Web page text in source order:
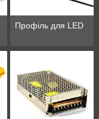
Профіль для LED